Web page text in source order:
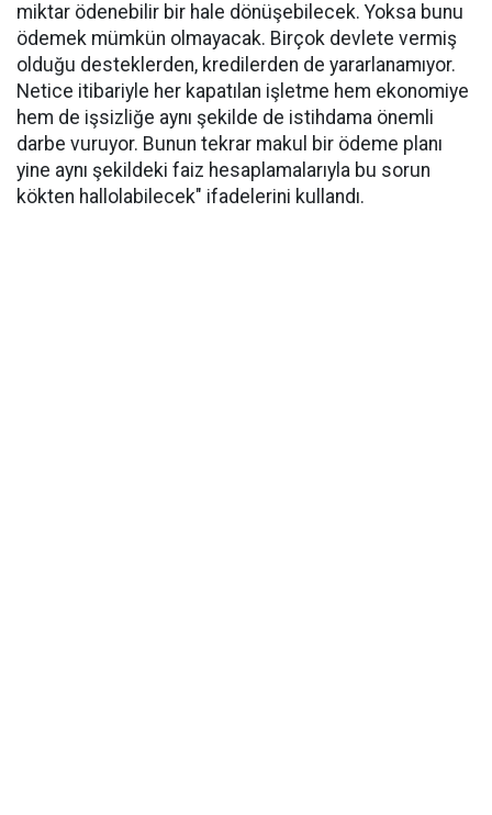
miktar ödenebilir bir hale dönüşebilecek. Yoksa bunu
ödemek mümkün olmayacak. Birçok devlete vermiş
olduğu desteklerden, kredilerden de yararlanamıyor.
Netice itibariyle her kapatılan işletme hem ekonomiye
hem de işsizliğe aynı şekilde de istihdama önemli
darbe vuruyor. Bunun tekrar makul bir ödeme planı
yine aynı şekildeki faiz hesaplamalarıyla bu sorun
kökten hallolabilecek" ifadelerini kullandı.